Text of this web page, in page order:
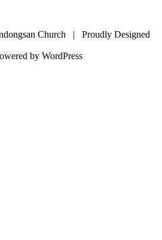
Church | Proudly Designed
by WordPress